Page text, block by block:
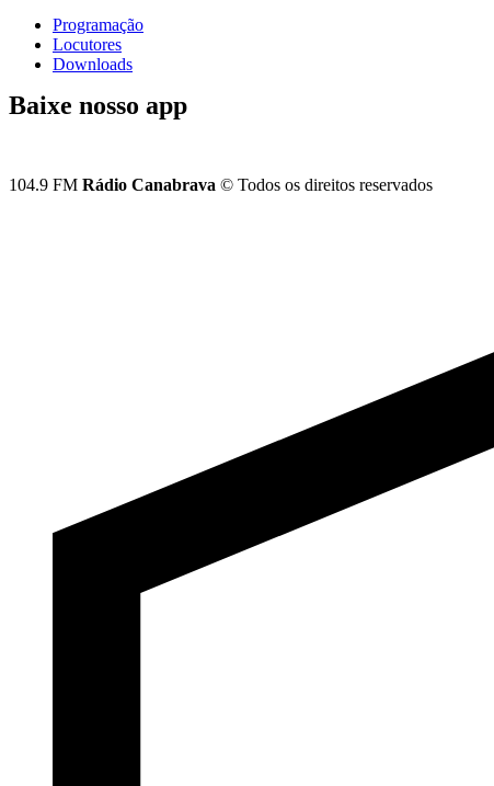
Programação
Locutores
Downloads
Baixe nosso app
104.9 FM Rádio Canabrava © Todos os direitos reservados